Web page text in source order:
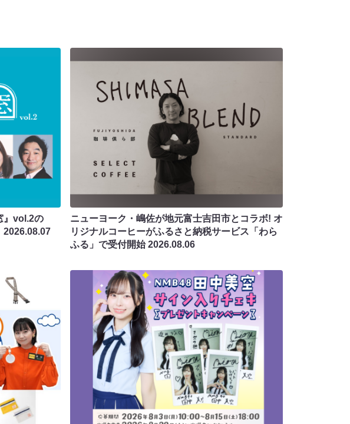
』vol.2の
2026.08.07
ニューヨーク・嶋佐が地元富士吉田市とコラボ! オ
リジナルコーヒーがふるさと納税サービス「わら
ふる」で受付開始2026.08.06